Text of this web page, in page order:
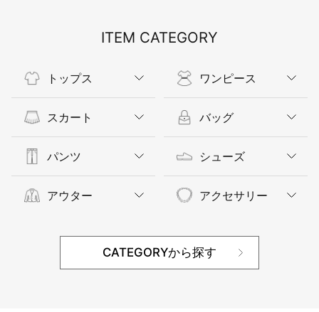
ITEM CATEGORY
トップス
スカート
パンツ
アウター
ワンピース
バッグ
シューズ
アクセサリー
CATEGORYから探す